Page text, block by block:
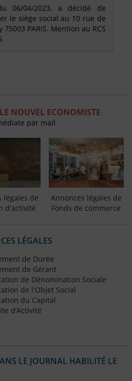
06/04/2023, a décidé de
le siège social au 10 rue de
75003 PARIS. Mention au RCS
NOUVEL ECONOMISTE
par mail
légales de
d'activité
Annonces légales de
Fonds de commerce
LÉGALES
de Durée
de Gérant
de Dénomination Sociale
de l'Objet Social
du Capital
d’Activité
LE JOURNAL HABILITÉ LE